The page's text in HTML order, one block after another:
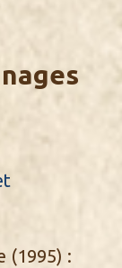
(1995) :